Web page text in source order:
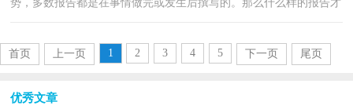
势，多数报告都是在事情做完或发生后撰写的。那么什么样的报告才
首页 上一页 1 2 3 4 5 下一页 尾页
优秀文章